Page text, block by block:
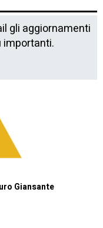
gli aggiornamenti
importanti.
Giansante